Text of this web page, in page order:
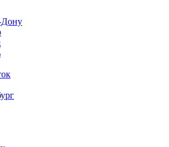
Дону